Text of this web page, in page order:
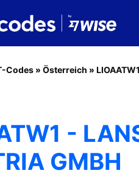
Codes » Österreich » LIOAATW1
-
GMBH